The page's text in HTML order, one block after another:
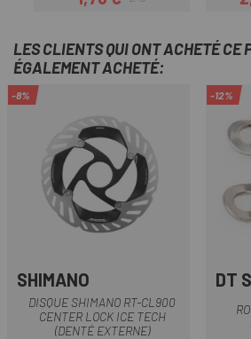
Prix
Prix habituel
LES CLIENTS QUI ONT ACHETÉ CE
ÉGALEMENT ACHETÉ:
-8%
SHIMANO
DISQUE SHIMANO RT-CL900
CENTER LOCK ICE TECH
(DENTÉ EXTERNE)
-12%
DT